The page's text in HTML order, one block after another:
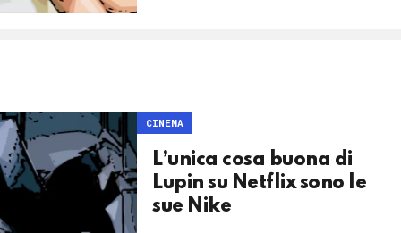
CINEMA
L’unica cosa buona di
Lupin su Netflix sono le
sue Nike